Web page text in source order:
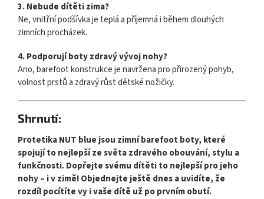
3. Nebude dítěti zima?
Ne, vnitřní podšívka je teplá a příjemná i během dlouhých
zimních procházek.
4. Podporují boty zdravý vývoj nohy?
Ano, barefoot konstrukce je navržena pro přirozený pohyb,
volnost prstů a zdravý růst dětské nožičky.
Shrnutí:
Protetika NUT blue jsou zimní barefoot boty, které
spojují to nejlepší ze světa zdravého obouvání, stylu a
funkčnosti. Dopřejte svému dítěti to nejlepší pro jeho
nohy – i v zimě! Objednejte ještě dnes a uvidíte, že
rozdíl pocítíte vy i vaše dítě už po prvním obutí.